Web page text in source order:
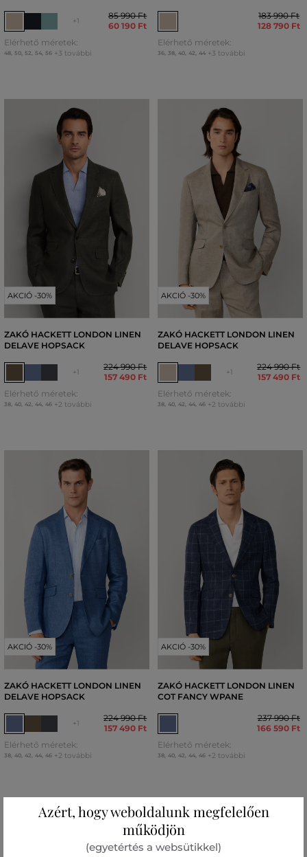
+1
85 990 Ft
60 190 Ft
Elérhető méretek:
48, 50, 52, 54, 56 +3 további
183 990 Ft
128 790 Ft
Elérhető méretek:
36, 38, 40, 42, 44 +3 további
AKCIÓ -30%
ZAKÓ HACKETT LONDON LINEN
DELAVE HOPSACK
+1
224 990 Ft
157 490 Ft
Elérhető méretek:
38, 40, 42, 44, 46 +2 további
AKCIÓ -30%
ZAKÓ HACKETT LONDON LINEN
DELAVE HOPSACK
+1
224 990 Ft
157 490 Ft
Elérhető méretek:
38, 40, 42, 44, 46 +2 további
AKCIÓ -30%
ZAKÓ HACKETT LONDON LINEN
DELAVE HOPSACK
+1
224 990 Ft
157 490 Ft
Elérhető méretek:
38, 40, 42, 44, 46 +2 további
AKCIÓ -30%
ZAKÓ HACKETT LONDON LINEN
COT FANCY WPANE
237 990 Ft
166 590 Ft
Elérhető méretek:
38, 40, 42, 44, 46 +2 további
Azért, hogy weboldalunk megfelelően
működjön
(egyetértés a websütikkel)